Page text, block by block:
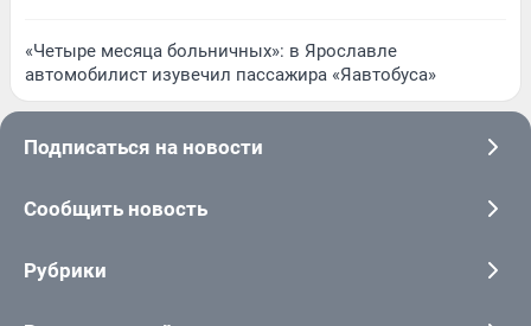
«Четыре месяца больничных»: в Ярославле
автомобилист изувечил пассажира «Яавтобуса»
Подписаться на новости
Сообщить новость
Рубрики